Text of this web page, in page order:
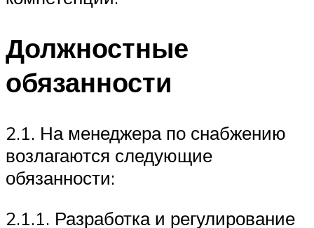
Должностные
обязанности
2.1. На менеджера по снабжению
возлагаются следующие
обязанности:
2.1.1. Разработка и регулирование